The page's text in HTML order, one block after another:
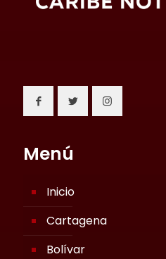
Menú
Inicio
Cartagena
Bolívar